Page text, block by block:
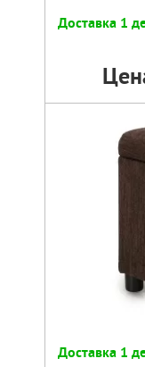
Доставка 1
Доставка 1